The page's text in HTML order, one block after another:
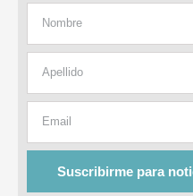
Suscribirme para